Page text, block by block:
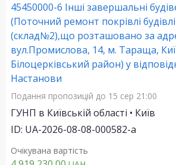
45450000-6 Інші завершальні
(Поточний ремонт покрівлі
(склад№2),що розташовано за
вул.Промислова, 14, м. Тараща,
Білоцерківський район) у
Настанови
Подання пропозицій до 15 сер 21:00
ГУНП в Київській області • Київ
ID: UA-2026-08-08-000582-a
Очікувана вартість